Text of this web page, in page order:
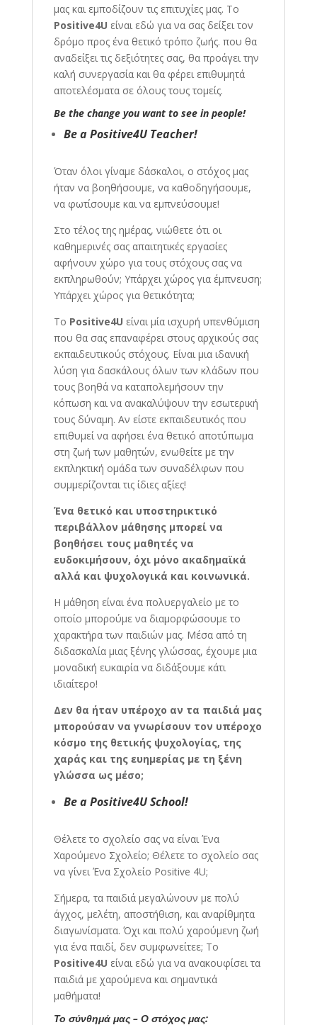
μας και εμποδίζουν τις επιτυχίες μας. Το
Positive4U είναι εδώ για να σας δείξει τον
δρόμο προς ένα θετικό τρόπο ζωής. που θα
αναδείξει τις δεξιότητες σας, θα προάγει την
καλή συνεργασία και θα φέρει επιθυμητά
αποτελέσματα σε όλους τους τομείς.
Be the change you want to see in people!
Be a Positive4U Teacher!
Όταν όλοι γίναμε δάσκαλοι, ο στόχος μας
ήταν να βοηθήσουμε, να καθοδηγήσουμε,
να φωτίσουμε και να εμπνεύσουμε!
Στο τέλος της ημέρας, νιώθετε ότι οι
καθημερινές σας απαιτητικές εργασίες
αφήνουν χώρο για τους στόχους σας να
εκπληρωθούν; Υπάρχει χώρος για έμπνευση;
Υπάρχει χώρος για θετικότητα;
Το Positive4U είναι μία ισχυρή υπενθύμιση
που θα σας επαναφέρει στους αρχικούς σας
εκπαιδευτικούς στόχους. Είναι μια ιδανική
λύση για δασκάλους όλων των κλάδων που
τους βοηθά να καταπολεμήσουν την
κόπωση και να ανακαλύψουν την εσωτερική
τους δύναμη. Αν είστε εκπαιδευτικός που
επιθυμεί να αφήσει ένα θετικό αποτύπωμα
στη ζωή των μαθητών, ενωθείτε με την
εκπληκτική ομάδα των συναδέλφων που
συμμερίζονται τις ίδιες αξίες!
Ένα θετικό και υποστηρικτικό
περιβάλλον μάθησης μπορεί να
βοηθήσει τους μαθητές να
ευδοκιμήσουν, όχι μόνο ακαδημαϊκά
αλλά και ψυχολογικά και κοινωνικά.
Η μάθηση είναι ένα πολυεργαλείο με το
οποίο μπορούμε να διαμορφώσουμε το
χαρακτήρα των παιδιών μας. Μέσα από τη
διδασκαλία μιας ξένης γλώσσας, έχουμε μια
μοναδική ευκαιρία να διδάξουμε κάτι
ιδιαίτερο!
Δεν θα ήταν υπέροχο αν τα παιδιά μας
μπορούσαν να γνωρίσουν τον υπέροχο
κόσμο της θετικής ψυχολογίας, της
χαράς και της ευημερίας με τη ξένη
γλώσσα ως μέσο;
Be a Positive4U School!
Θέλετε το σχολείο σας να είναι Ένα
Χαρούμενο Σχολείο; Θέλετε το σχολείο σας
να γίνει Ένα Σχολείο Positive 4U;
Σήμερα, τα παιδιά μεγαλώνουν με πολύ
άγχος, μελέτη, αποστήθιση, και αναρίθμητα
διαγωνίσματα. Όχι και πολύ χαρούμενη ζωή
για ένα παιδί, δεν συμφωνείτεε; Το
Positive4U είναι εδώ για να ανακουφίσει τα
παιδιά με χαρούμενα και σημαντικά
μαθήματα!
Το σύνθημά μας – Ο στόχος μας: